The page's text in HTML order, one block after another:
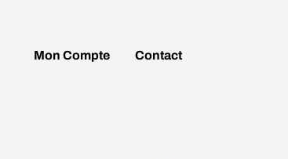
Mon Compte Contact